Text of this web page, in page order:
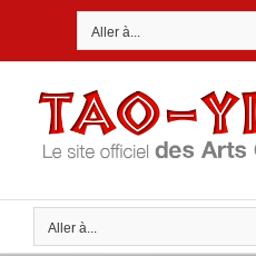
Aller à...
Aller à...